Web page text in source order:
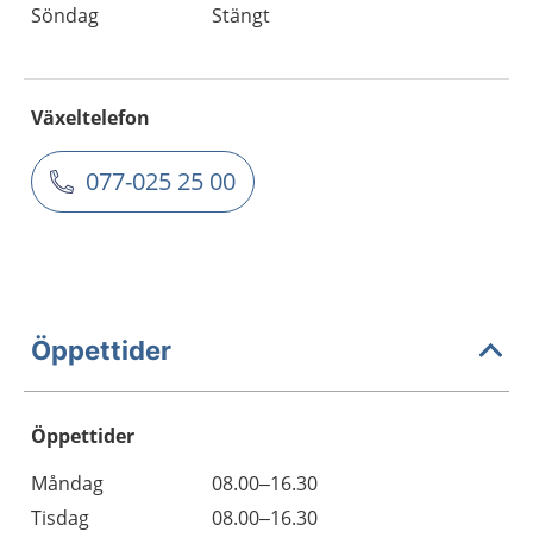
Söndag
Stängt
Växeltelefon
077-025 25 00
Öppettider
Öppettider
Dag
Öppettider
Kommentarer
Måndag
08.00–16.30
Tisdag
08.00–16.30